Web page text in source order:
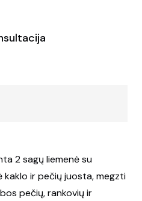
2 sagų liemenė su
kaklo ir pečių juosta, megzti
pečių, rankovių ir